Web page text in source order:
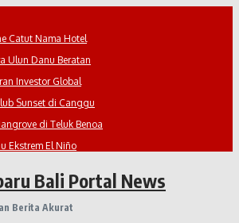
Catut Nama Hotel
Ulun Danu Beratan
Investor Global
Sunset di Canggu
di Teluk Benoa
Ekstrem El Niño
Bali Portal News
Berita Akurat